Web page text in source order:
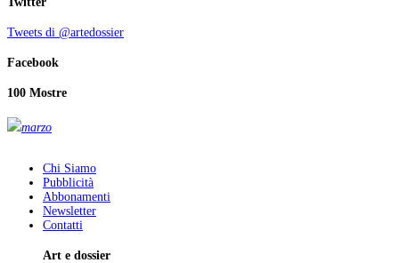
Tweets di @artedossier
Facebook
100 Mostre
marzo
Chi Siamo
Pubblicità
Abbonamenti
Newsletter
Contatti
Art e dossier